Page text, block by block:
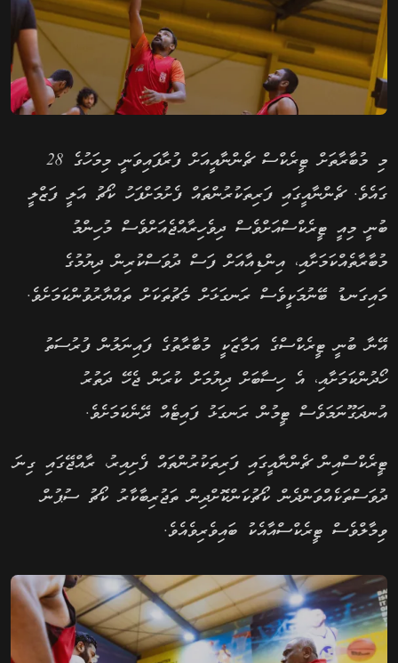
މި މުބާރާތަށް ޓީރެކްސް ޗެންނާއީއަށް ފުރާފައިވަނީ މިމަހުގެ 28
ގައެވެ. ޗެންނާއީގައި ފަރިތަކުރުންތައް ފެށުމަށްފަހު ކޯޗު އަލީ ފަޒްލީ
ބުނީ މިއީ ޓީރެކްސްއަށްވެސް ދިވެހިރާއްޖެއަށްވެސް މުހިންމު
މުބާރާތެއްކަމަށާއި، އިންޑިއާއަށް ފަސް ދުވަސްކުރިން ދިޔުމުގެ
މައިގަނޑު ބޭނުމަކީވެސް ރަނގަޅަށް މެޗުތަކަށް ތައްޔާރުވުންކަމަށެވެ.
އޭނާ ބުނީ ޓީރެކްސްގެ އަމާޒަކީ މުބާރާތުގެ ފައިނަލުން ފުރުސަތު
ހޯދުންކަމަށާއި، އެ ހިސާބަށް ދިޔުމަށް ކުރަން ޖެހޭ ދަތުރު
އުނދަގޫނަމަވެސް ޓީމުން ރަނގަޅު ފައިޓެއް ދޭނެކަމަށެވެ.
ޓީރެކްސްއިން ޗެންނާއީގައި ފަރިތަކުރުންތައް ފެށިއިރު، ރާއްޖޭގައި ގިނަ
ދުވަސްތަކެއްވަންދެން ކޯޗުކަންކޮށްދިން ތަޖުރިބާކާރު ކޯޗު ސުޕުން
ވިމާލްވެސް ޓީރެކްސްއާއެކު ބައިވެރިވެއެވެ.